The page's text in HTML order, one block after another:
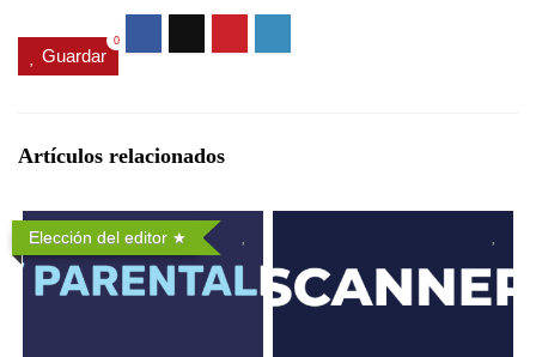
Guardar
0
Artículos relacionados
Elección del editor